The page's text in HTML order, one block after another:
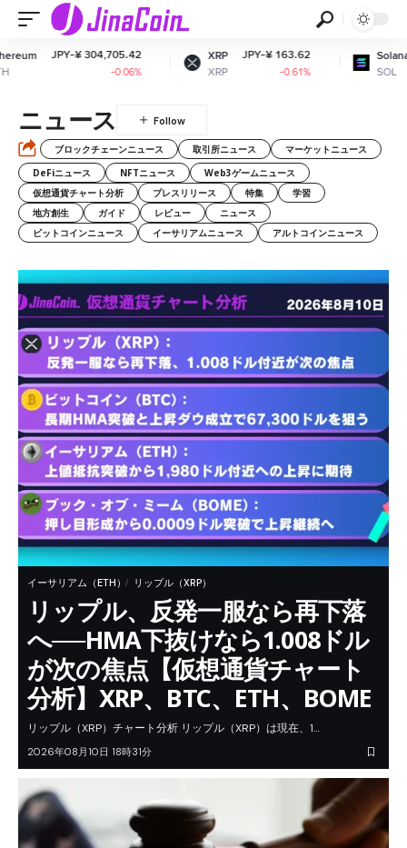
¥ 304,705.42 JPY-¥ 163.62
-0.61%
JPY-¥
ニュース
ブロックチェーンニュース 取引所ニュース
マーケットニュース
DeFiニュース
NFTニュース
Web3ゲームニュース
仮想通貨チャート分析
プレスリリース 特集
学習
地方創生
ガイド レビュー
ニュース
ビットコインニュース
イーサリアムニュース アルトコインニュース
イーサリアム（ETH） リップル（XRP）
リップル、反発一服なら再下落
へ──HMA下抜けなら1.008ドル
が次の焦点【仮想通貨チャート
分析】XRP、BTC、ETH、BOME
リップル（XRP）チャート分析 リップル（XRP）は現在、1…
2026年08月10日 18時31分